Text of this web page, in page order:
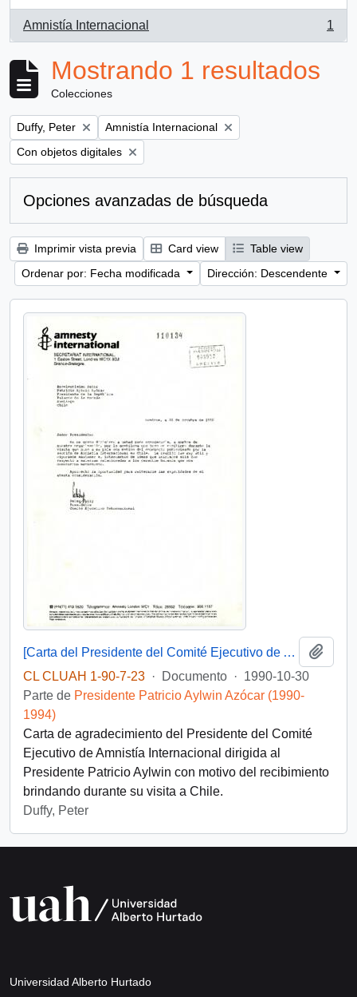
Amnistía Internacional
, 1 resultados
1
Mostrando 1 resultados
Colecciones
Remove filter:
Duffy, Peter Remove filter:
Amnistía Internacional
Remove filter:
Con objetos digitales
Opciones avanzadas de búsqueda
Imprimir vista previa Card view
Table view
Ordenar por: Fecha modificada
Dirección: Descendente
[Carta del Presidente del Comité Ejecutivo de Amnistía Internacional dirigida al Presidente Patricio Aylwin]
CL CLUAH 1-90-7-23 · Documento · 1990-10-30
Parte de Presidente Patricio Aylwin Azócar (1990-
1994)
Carta de agradecimiento del Presidente del Comité
Ejecutivo de Amnistía Internacional dirigida al
Presidente Patricio Aylwin con motivo del recibimiento
brindando durante su visita a Chile.
Duffy, Peter
Universidad Alberto Hurtado